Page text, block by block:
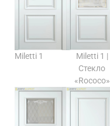
Miletti 1
Miletti 1 |
Стекло
«Rococo»